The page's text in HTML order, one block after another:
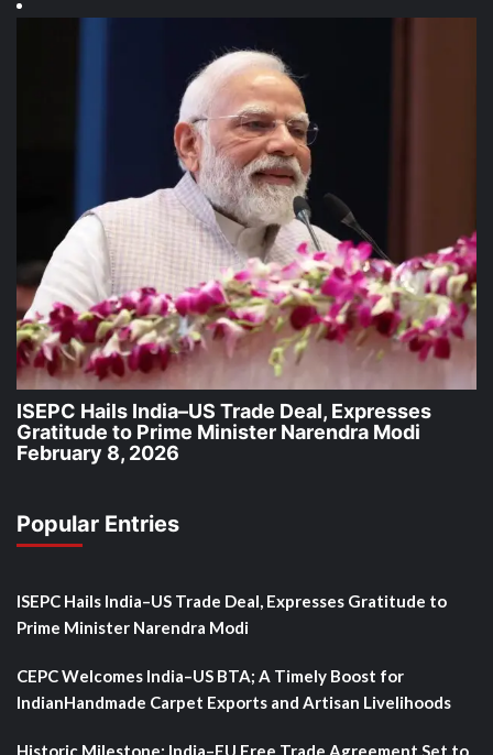
ISEPC Hails India–US Trade Deal, Expresses
Gratitude to Prime Minister Narendra Modi
February 8, 2026
Popular Entries
ISEPC Hails India–US Trade Deal, Expresses Gratitude to
Prime Minister Narendra Modi
CEPC Welcomes India–US BTA; A Timely Boost for
IndianHandmade Carpet Exports and Artisan Livelihoods
Historic Milestone: India–EU Free Trade Agreement Set to